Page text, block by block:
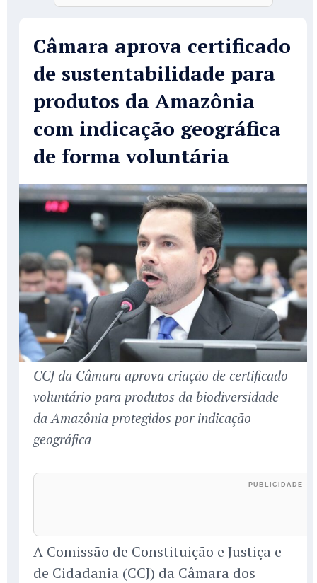
Câmara aprova certificado
de sustentabilidade para
produtos da Amazônia
com indicação geográfica
de forma voluntária
CCJ da Câmara aprova criação de certificado
voluntário para produtos da biodiversidade
da Amazônia protegidos por indicação
geográfica
A Comissão de Constituição e Justiça e
de Cidadania (CCJ) da Câmara dos